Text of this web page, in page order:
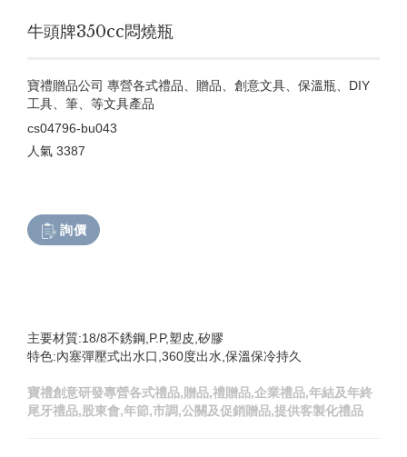
牛頭牌350cc悶燒瓶
寶禮贈品公司 專營各式禮品、贈品、創意文具、保溫瓶、DIY
工具、筆、等文具產品
cs04796-bu043
人氣 3387
詢價
主要材質:18/8不銹鋼,P.P,塑皮,矽膠
特色:內塞彈壓式出水口,360度出水,保溫保冷持久
寶禮創意研發專營各式禮品,贈品,禮贈品,企業禮品,年結及年終
尾牙禮品,股東會,年節,市調,公關及促銷贈品,提供客製化禮品